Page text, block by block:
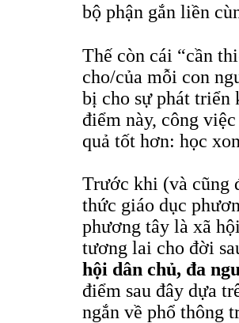
bộ phận gắn liền
Thế còn cái “cần
cho/của mỗi con
bị cho sự phát triển
điểm này, công
quả tốt hơn: học
Trước khi (và cũng
thức giáo dục
phương tây là xã
tương lai cho đời
hội dân chủ, đa
điểm sau đây dựa
ngắn về phổ thông